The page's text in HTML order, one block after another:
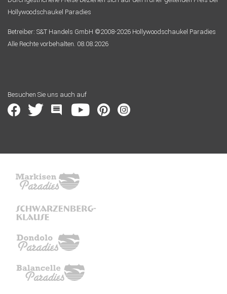
Hollywoodschaukel Paradies
Betreiber: S&T Handels GmbH ©2008-2026 Hollywoodschaukel Paradies
Alle Rechte vorbehalten. 08.08.2026
Besuchen Sie uns auch auf